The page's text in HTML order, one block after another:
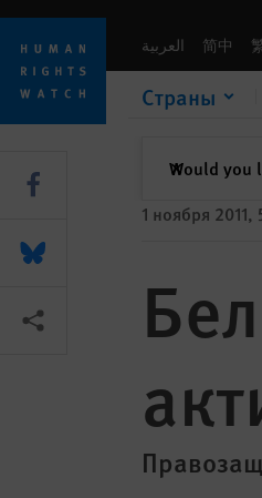
Skip
cookie
privacy
notice
Skip
main
content
العربية 简中
Страны
Would you
✕закрыть
1 ноября 2011,
Share this via Facebook
Share this via Bluesky
Share this via Поделиться